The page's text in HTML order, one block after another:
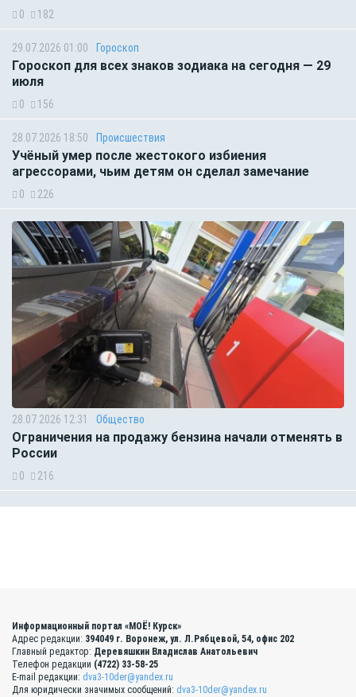
0 182
29.07.2026 01:00 Гороскоп
Гороскоп для всех знаков зодиака на сегодня — 29
июля
0 156
28.07.2026 18:50 Происшествия
Учёный умер после жестокого избиения
агрессорами, чьим детям он сделал замечание
0 226
28.07.2026 12:31 Общество
Ограничения на продажу бензина начали отменять в
России
0 216
Информационный портал «МОЁ! Курск»
Адрес редакции: 394049 г. Воронеж, ул. Л.Рябцевой, 54, офис 202
Главный редактор: Деревяшкин Владислав Анатольевич
Телефон редакции (4722) 33-58-25
E-mail редакции: dva3-10der@yandex.ru
Для юридически значимых сообщений: dva3-10der@yandex.ru